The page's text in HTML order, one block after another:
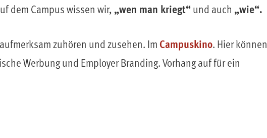
dem Campus wissen wir, „wen man kriegt“und auch „wie“.
zuhören und zusehen. ImCampuskino. Hier können
Werbung und Employer Branding. Vorhang auf für ein